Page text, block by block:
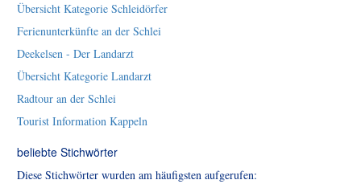
Übersicht Kategorie Schleidörfer
Ferienunterkünfte an der Schlei
Deekelsen - Der Landarzt
Übersicht Kategorie Landarzt
Radtour an der Schlei
Tourist Information Kappeln
beliebte Stichwörter
Diese Stichwörter wurden am häufigsten aufgerufen: